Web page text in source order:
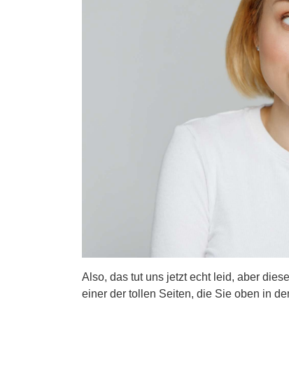
Also, das tut uns jetzt echt leid, aber
einer der tollen Seiten, die Sie oben in